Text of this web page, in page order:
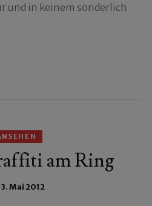
und in keinem sonderlich
am Ring
3. Mai 2012